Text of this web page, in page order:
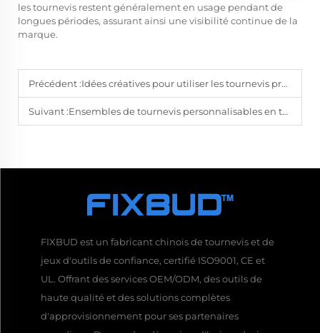
les tournevis restent généralement en usage pendant de
longues périodes, assurant ainsi une visibilité continue de la
marque.
Précédent :Idées créatives pour utiliser les tournevis promotionnels en gros dans vos actions marketing
Suivant :Ensembles de tournevis personnalisables en tant que cadeaux d’entreprise : un guide de gros
FIXBUD est un fabricant chinois de tournevis et de
jeux d'outils de confiance, certifié ISO9001, CE et
UL. Offrant des services OEM/ODM, des outils de
haute qualité et des solutions complètes
d'approvisionnement pour ses partenaires